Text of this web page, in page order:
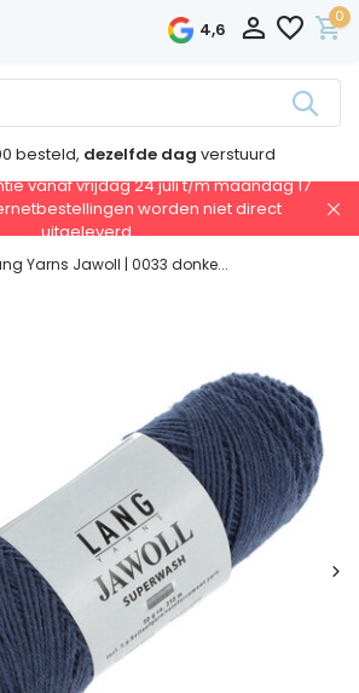
4,6
0
besteld, dezelfde dag verstuurd
vanaf vrijdag 24 juli t/m maandag 17
worden niet direct
uitgeleverd.
Yarns Jawoll | 0033 donke...